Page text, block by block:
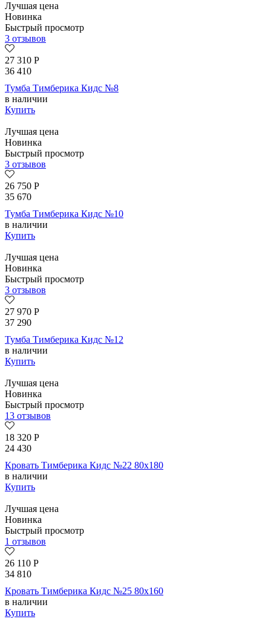
Лучшая цена
Новинка
Быстрый просмотр
3 отзывов
27 310 Р
36 410
Тумба Тимберика Кидс №8
в наличии
Купить
Лучшая цена
Новинка
Быстрый просмотр
3 отзывов
26 750 Р
35 670
Тумба Тимберика Кидс №10
в наличии
Купить
Лучшая цена
Новинка
Быстрый просмотр
3 отзывов
27 970 Р
37 290
Тумба Тимберика Кидс №12
в наличии
Купить
Лучшая цена
Новинка
Быстрый просмотр
13 отзывов
18 320 Р
24 430
Кровать Тимберика Кидс №22 80х180
в наличии
Купить
Лучшая цена
Новинка
Быстрый просмотр
1 отзывов
26 110 Р
34 810
Кровать Тимберика Кидс №25 80х160
в наличии
Купить